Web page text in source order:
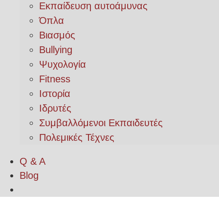
Εκπαίδευση αυτοάμυνας
Όπλα
Βιασμός
Bullying
Ψυχολογία
Fitness
Ιστορία
Ιδρυτές
Συμβαλλόμενοι Εκπαιδευτές
Πολεμικές Τέχνες
Q & A
Blog